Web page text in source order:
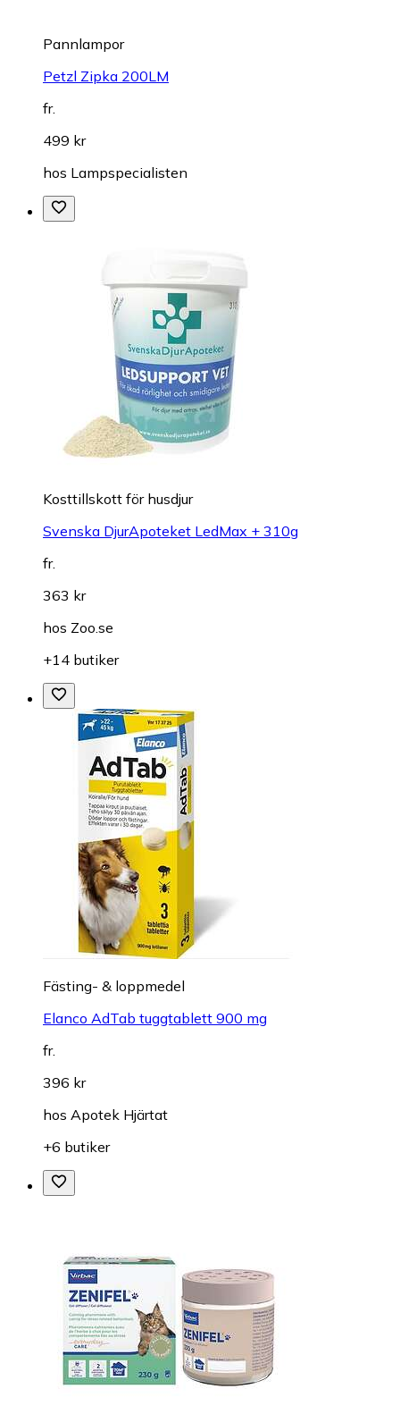
Pannlampor
Petzl Zipka 200LM
fr.
499 kr
hos Lampspecialisten
Kosttillskott för husdjur
Svenska DjurApoteket LedMax + 310g
fr.
363 kr
hos Zoo.se
+14 butiker
Fästing- & loppmedel
Elanco AdTab tuggtablett 900 mg
fr.
396 kr
hos Apotek Hjärtat
+6 butiker